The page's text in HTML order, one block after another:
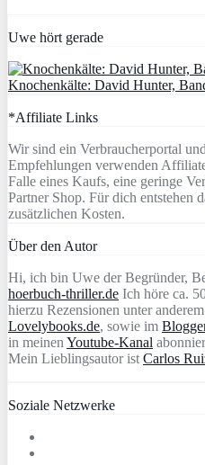
Uwe hört gerade
Knochenkälte: David Hunter,
*Affiliate Links
Wir sind ein Verbraucherportal
Empfehlungen verwenden
Falle eines Kaufs, eine geringe
Partner Shop. Für dich entstehen
zusätzlichen Kosten.
Über den Autor
Hi, ich bin Uwe der Begründer,
hoerbuch-thriller.de Ich höre ca.
hierzu Rezensionen unter
Lovelybooks.de, sowie im
in meinen Youtube-Kanal
Mein Lieblingsautor ist Carlos
Soziale Netzwerke